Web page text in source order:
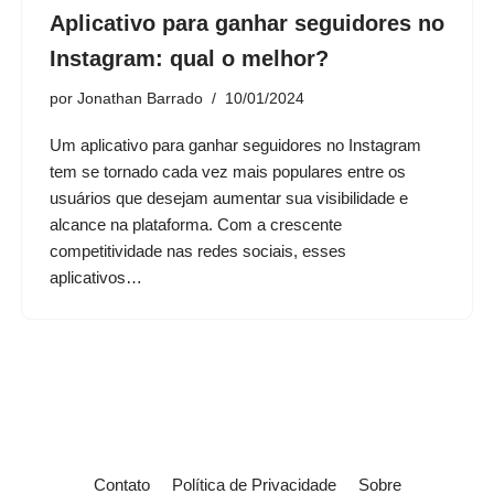
Aplicativo para ganhar seguidores no
Instagram: qual o melhor?
por Jonathan Barrado 10/01/2024
Um aplicativo para ganhar seguidores no Instagram
tem se tornado cada vez mais populares entre os
usuários que desejam aumentar sua visibilidade e
alcance na plataforma. Com a crescente
competitividade nas redes sociais, esses
aplicativos…
Contato Política de Privacidade Sobre